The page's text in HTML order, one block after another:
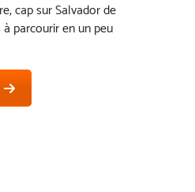
cap sur Salvador de
parcourir en un peu